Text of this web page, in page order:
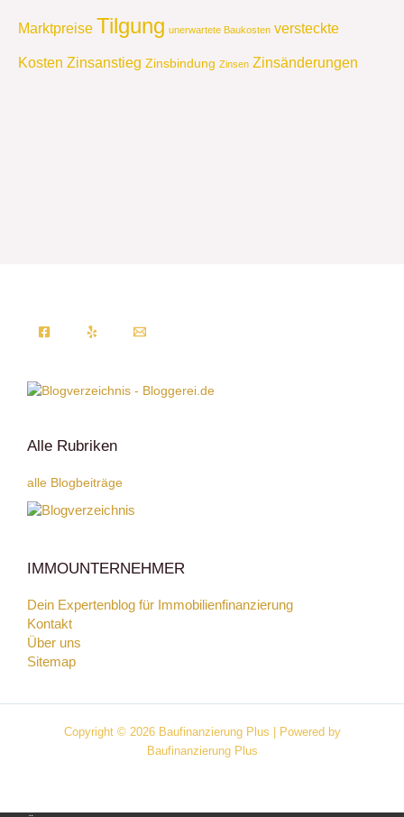
Marktpreise Tilgung unerwartete Baukosten versteckte
Kosten Zinsanstieg Zinsbindung Zinsen Zinsänderungen
Alle Rubriken
alle Blogbeiträge
IMMOUNTERNEHMER
Dein Expertenblog für Immobilienfinanzierung
Kontakt
Über uns
Sitemap
Copyright © 2026 Baufinanzierung Plus | Powered by
Baufinanzierung Plus